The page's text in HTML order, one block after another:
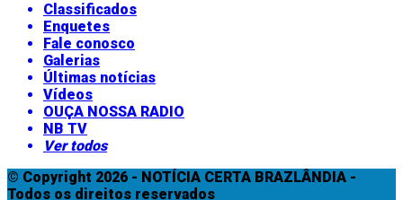
Classificados
Enquetes
Fale conosco
Galerias
Últimas notícias
Vídeos
OUÇA NOSSA RADIO
NB TV
Ver todos
© Copyright 2026 - NOTÍCIA CERTA BRAZLÂNDIA -
Todos os direitos reservados